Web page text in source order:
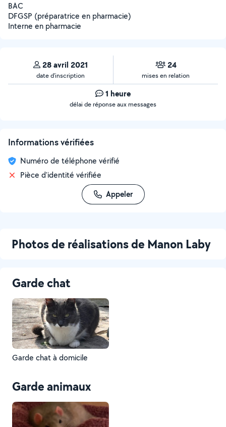
BAC
DFGSP (préparatrice en pharmacie)
Interne en pharmacie
28 avril 2021
date d’inscription
24
mises en relation
1 heure
délai de réponse aux messages
Informations vérifiées
Numéro de téléphone vérifié
Pièce d'identité vérifiée
Appeler
Photos de réalisations de Manon Laby
Garde chat
Garde chat à domicile
Garde animaux